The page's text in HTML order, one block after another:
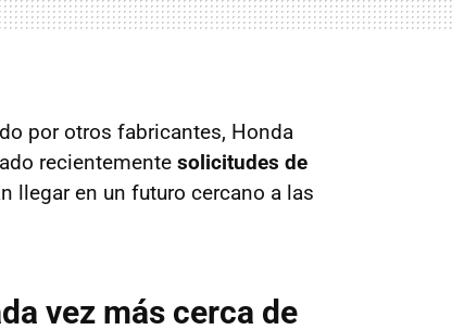
por otros fabricantes, Honda
recientemente solicitudes de
llegar en un futuro cercano a las
vez más cerca de